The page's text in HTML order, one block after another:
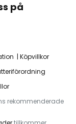
på
Köpvillkor
rekommenderade